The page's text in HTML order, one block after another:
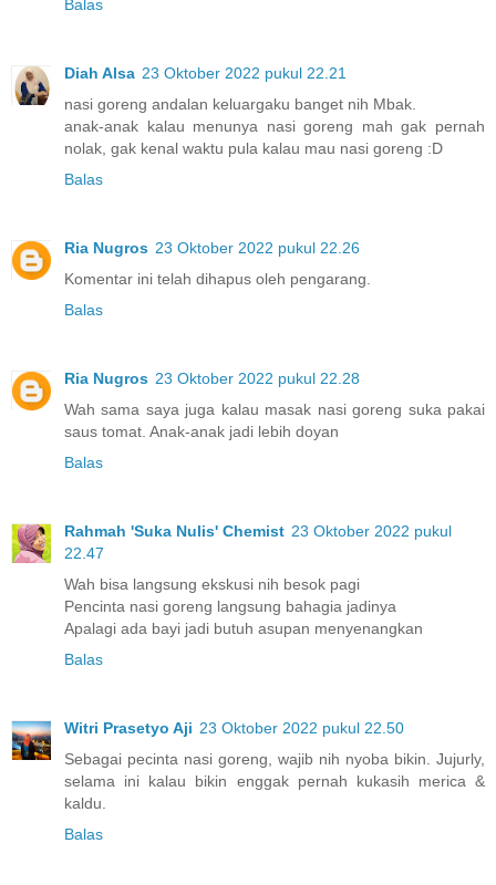
Balas
Diah Alsa 23 Oktober 2022 pukul 22.21
nasi goreng andalan keluargaku banget nih Mbak.
anak-anak kalau menunya nasi goreng mah gak pernah
nolak, gak kenal waktu pula kalau mau nasi goreng :D
Balas
Ria Nugros 23 Oktober 2022 pukul 22.26
Komentar ini telah dihapus oleh pengarang.
Balas
Ria Nugros 23 Oktober 2022 pukul 22.28
Wah sama saya juga kalau masak nasi goreng suka pakai
saus tomat. Anak-anak jadi lebih doyan
Balas
Rahmah 'Suka Nulis' Chemist 23 Oktober 2022 pukul
22.47
Wah bisa langsung ekskusi nih besok pagi
Pencinta nasi goreng langsung bahagia jadinya
Apalagi ada bayi jadi butuh asupan menyenangkan
Balas
Witri Prasetyo Aji 23 Oktober 2022 pukul 22.50
Sebagai pecinta nasi goreng, wajib nih nyoba bikin. Jujurly,
selama ini kalau bikin enggak pernah kukasih merica &
kaldu.
Balas